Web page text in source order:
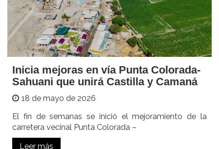
Inicia mejoras en vía Punta Colorada-
Sahuani que unirá Castilla y Camaná
18 de mayo de 2026
El fin de semanas se inició el mejoramiento de la
carretera vecinal Punta Colorada –
Leer más